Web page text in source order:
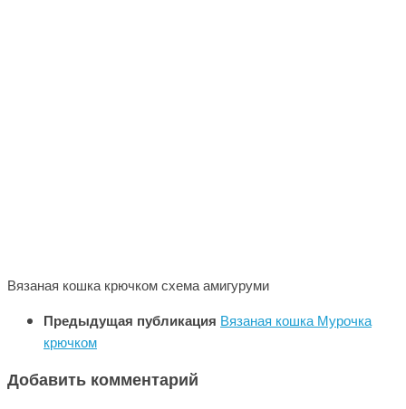
Вязаная кошка крючком схема амигуруми
Предыдущая публикация Вязаная кошка Мурочка
крючком
Добавить комментарий